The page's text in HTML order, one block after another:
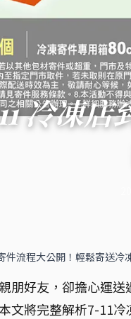
冷凍
件流程大公開！輕鬆寄送冷
朋好友，卻擔心運
文將完整解析7-11